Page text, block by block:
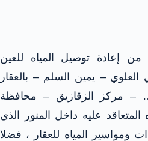
إعادة توصيل المياه للعين
العلوي – يمين السلم – بالعقار
الزقازيق – محافظة
المتعاقد عليه داخل المنور الذي
ومواسير المياه للعقار ، فضلا